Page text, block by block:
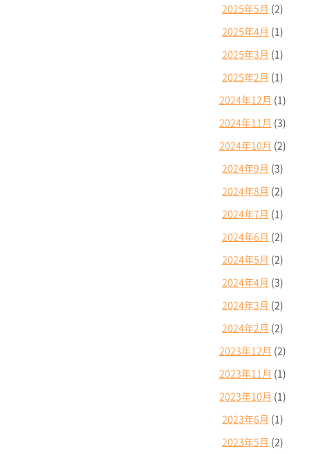
2025年5月 (2)
2025年4月 (1)
2025年3月 (1)
2025年2月 (1)
2024年12月 (1)
2024年11月 (3)
2024年10月 (2)
2024年9月 (3)
2024年8月 (2)
2024年7月 (1)
2024年6月 (2)
2024年5月 (2)
2024年4月 (3)
2024年3月 (2)
2024年2月 (2)
2023年12月 (2)
2023年11月 (1)
2023年10月 (1)
2023年6月 (1)
2023年5月 (2)